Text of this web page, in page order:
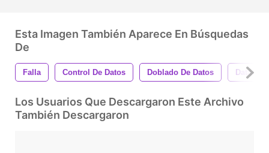
Esta Imagen También Aparece En Búsquedas
De
Falla Control De Datos Doblado De Datos
Los Usuarios Que Descargaron Este Archivo
También Descargaron